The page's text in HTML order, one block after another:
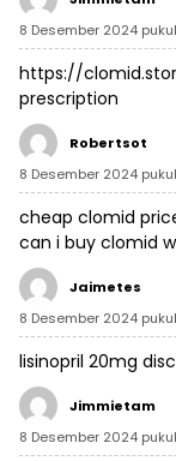
8 Desember 2024
https://
prescription
Robertsot
8 Desember 2024
cheap clomid
can i buy clomid
Jaimetes
8 Desember 2024
lisinopril 20mg
Jimmietam
8 Desember 2024